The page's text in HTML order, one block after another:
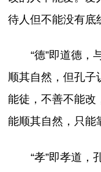
待人但不能没有底
“德”即道德，
顺其自然，但孔子
能徒，不善不能改
能顺其自然，只能
“孝”即孝道，